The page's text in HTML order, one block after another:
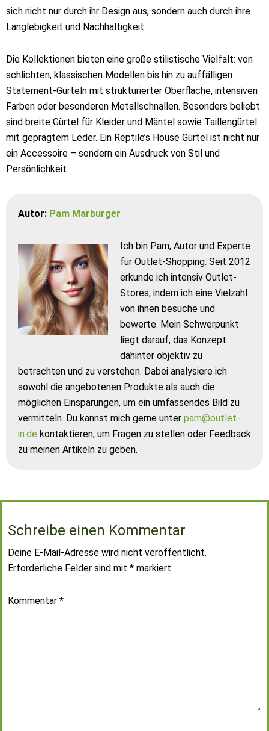
sich nicht nur durch ihr Design aus, sondern auch durch ihre
Langlebigkeit und Nachhaltigkeit.
Die Kollektionen bieten eine große stilistische Vielfalt: von
schlichten, klassischen Modellen bis hin zu auffälligen
Statement-Gürteln mit strukturierter Oberfläche, intensiven
Farben oder besonderen Metallschnallen. Besonders beliebt
sind breite Gürtel für Kleider und Mäntel sowie Taillengürtel
mit geprägtem Leder. Ein Reptile’s House Gürtel ist nicht nur
ein Accessoire – sondern ein Ausdruck von Stil und
Persönlichkeit.
Autor: Pam Marburger
Ich bin Pam, Autor und Experte
für Outlet-Shopping. Seit 2012
erkunde ich intensiv Outlet-
Stores, indem ich eine Vielzahl
von ihnen besuche und
bewerte. Mein Schwerpunkt
liegt darauf, das Konzept
dahinter objektiv zu
betrachten und zu verstehen. Dabei analysiere ich
sowohl die angebotenen Produkte als auch die
möglichen Einsparungen, um ein umfassendes Bild zu
vermitteln. Du kannst mich gerne unter pam@outlet-
in.de kontaktieren, um Fragen zu stellen oder Feedback
zu meinen Artikeln zu geben.
Schreibe einen Kommentar
Deine E-Mail-Adresse wird nicht veröffentlicht.
Erforderliche Felder sind mit * markiert
Kommentar *